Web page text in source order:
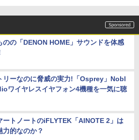
のの「DENON HOME」サウンドを体感
リーなのに脅威の実力!「Osprey」Nobl
ワイヤレスイヤフォン4機種を一気に聴
ートノートのiFLYTEK「AINOTE 2」は
力的なのか？